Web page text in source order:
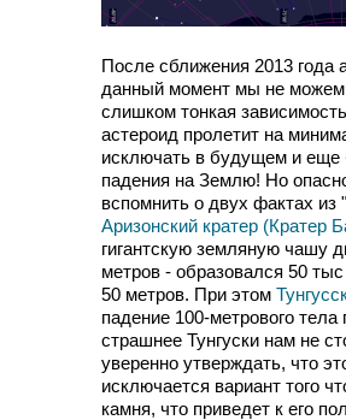
После сближения 2013 года
данный момент мы не можем
слишком тонкая
астероид пролетит на
исключать в будущем и еще
падения на Землю! Но
вспомнить о двух фактах
Аризонский кратер (Кратер
гигантскую земляную чашу
метров - образовался 50
50 метров. При этом
падение 100-метрового тела
страшнее Тунгуски нам не
уверенно утверждать, что
исключается вариант того
камня, что приведет к его